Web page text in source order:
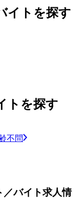
イトを探す
トを探す
不問
／バイト求人情